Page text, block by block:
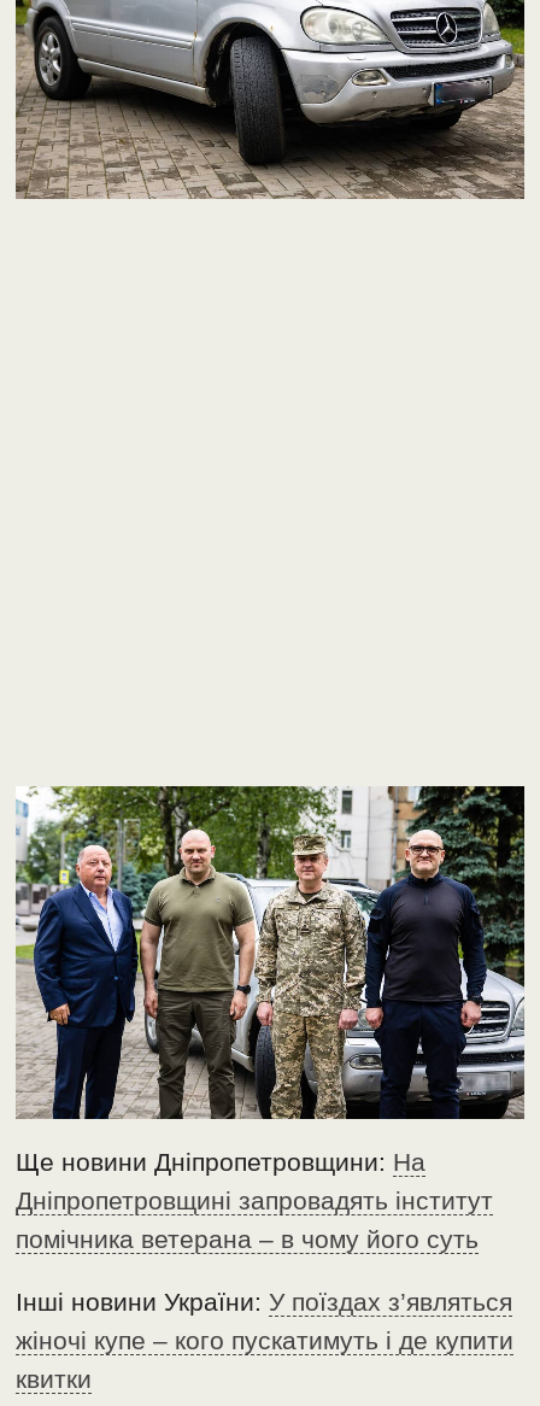
Ще новини Дніпропетровщини: На
Дніпропетровщині запровадять інститут
помічника ветерана – в чому його суть
Інші новини України:У поїздах з’являться
жіночі купе – кого пускатимуть і де купити
квитки